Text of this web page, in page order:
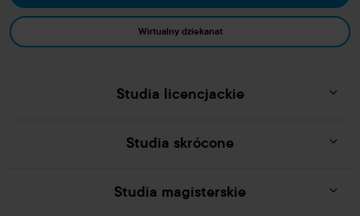
Wirtualny dziekanat
Studia licencjackie
Studia skrócone
Studia magisterskie